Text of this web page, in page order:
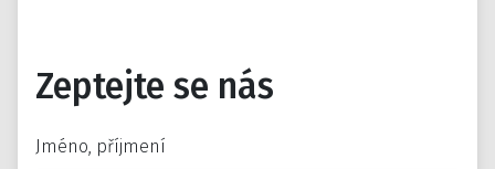
Zeptejte se nás
Jméno, příjmení